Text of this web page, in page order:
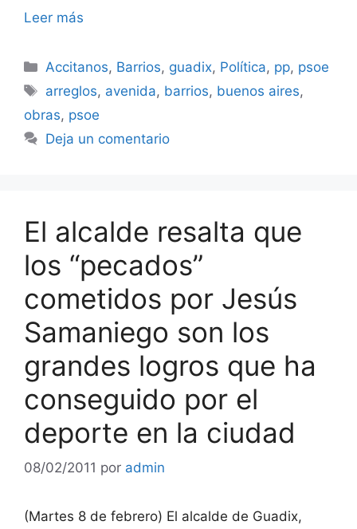
Leer más
Categorías
Accitanos, Barrios, guadix, Política, pp, psoe
Etiquetas
arreglos, avenida, barrios, buenos aires,
obras, psoe
Deja un comentario
El alcalde resalta que
los “pecados”
cometidos por Jesús
Samaniego son los
grandes logros que ha
conseguido por el
deporte en la ciudad
08/02/2011 por admin
(Martes 8 de febrero) El alcalde de Guadix,